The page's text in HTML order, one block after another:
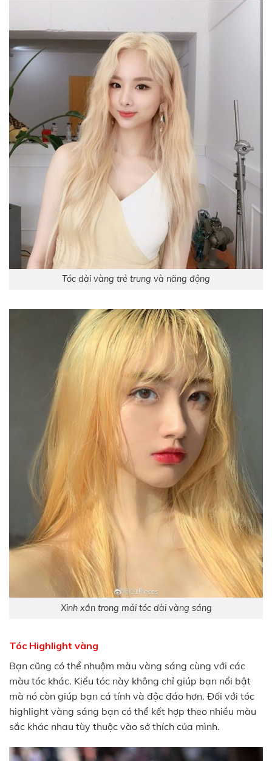
Tóc dài vàng trẻ trung và năng động
Xinh xắn trong mái tóc dài vàng sáng
Tóc Highlight vàng
Bạn cũng có thể nhuộm màu vàng sáng cùng với các
màu tóc khác. Kiểu tóc này không chỉ giúp bạn nổi bật
mà nó còn giúp bạn cá tính và độc đáo hơn. Đối với tóc
highlight vàng sáng bạn có thể kết hợp theo nhiều màu
sắc khác nhau tùy thuộc vào sở thích của mình.